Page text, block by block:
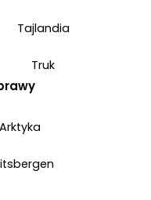
Tajlandia
Truk
Arktyka